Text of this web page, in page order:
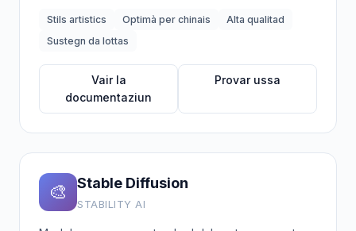
Stils artistics Optimà per chinais
Alta qualitad
Sustegn da lottas
Vair la
documentaziun
Provar ussa
🎨 Stable Diffusion
STABILITY AI